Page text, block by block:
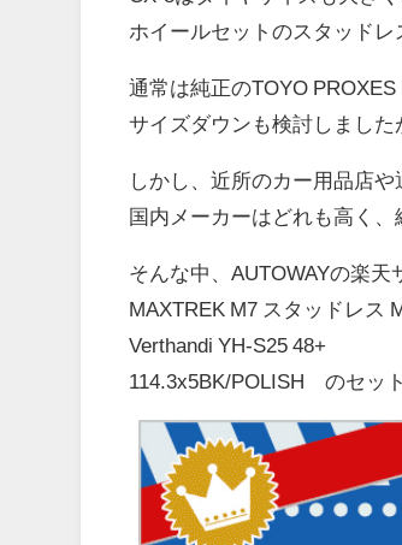
ホイールセットのスタッドレ
通常は純正のTOYO PROXES
サイズダウンも検討しました
しかし、近所のカー用品店
国内メーカーはどれも高く、
そんな中、AUTOWAYの楽
MAXTREK M7 スタッドレス
Verthandi YH-S25 48+
114.3x5BK/POLISH のセッ